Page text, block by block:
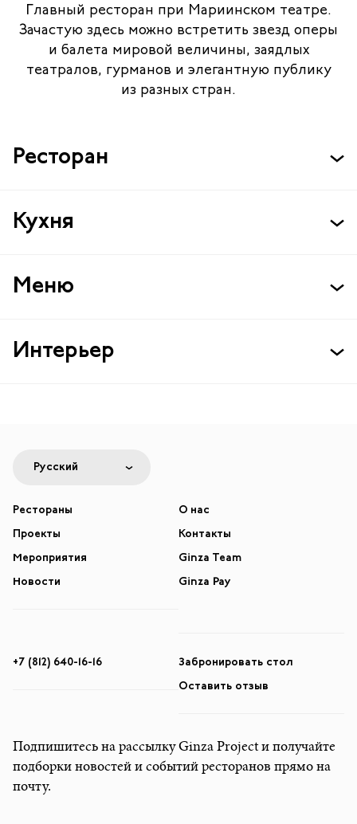
Главный ресторан при Мариинском театре.
Зачастую здесь можно встретить звезд оперы
и балета мировой величины, заядлых
театралов, гурманов и элегантную публику
из разных стран.
Ресторан
Кухня
Меню
Интерьер
Русский
Рестораны
Проекты
Мероприятия
Новости
О нас
Контакты
Ginza Team
Ginza Pay
+7 (812) 640-16-16
Забронировать стол
Оставить отзыв
Подпишитесь на рассылку Ginza Project и получайте
подборки новостей и событий ресторанов прямо на
почту.